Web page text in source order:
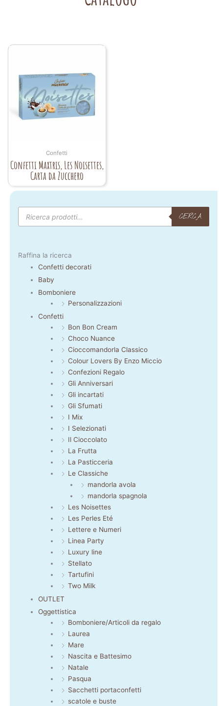
Confetti
Confetti Maxtris, Les Noisettes,
Carta da Zucchero
Products
search
CERCA
Raffina la ricerca
Confetti decorati
Baby
Bomboniere
Personalizzazioni
Confetti
Bon Bon Cream
Choco Nuance
Cioccomandorla Classico
Colour Lovers By Enzo Miccio
Confezioni Regalo
Gli Anniversari
Gli incartati
Gli Sfumati
I Mix
I Selezionati
Il Cioccolato
La Frutta
La Pasticceria
Le Classiche
mandorla avola
mandorla spagnola
Les Noisettes
Les Perles Eté
Lettere e Numeri
Linea Party
Luxury line
Stellato
Tartufini
Two Milk
OUTLET
Oggettistica
Bomboniere/Articoli da regalo
Laurea
Mare
Nascita e Battesimo
Natale
Pasqua
Sacchetti portaconfetti
scatole e buste